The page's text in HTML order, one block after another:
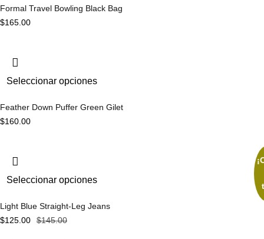
Formal Travel Bowling Black Bag
$165.00
Seleccionar opciones
Feather Down Puffer Green Gilet
$160.00
Seleccionar opciones
Light Blue Straight-Leg Jeans
$145.00
$125.00